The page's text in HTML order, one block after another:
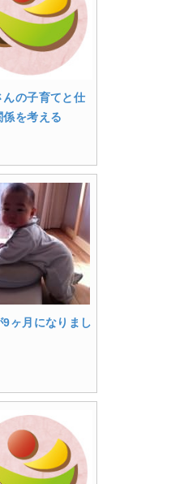
んの子育てと仕
係を考える
9ヶ月になりまし